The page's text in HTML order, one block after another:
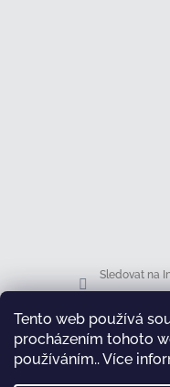
Tento web používá
procházením tohoto
používáním.. Více
Sledovat na
Facebook